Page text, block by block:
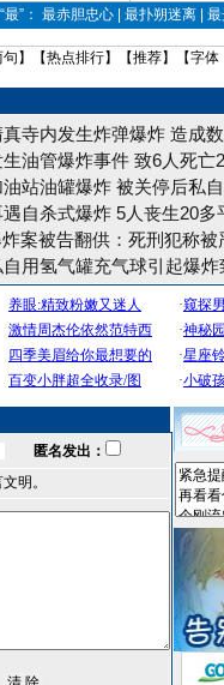
最”： 最赤胆忠心 | 最扑朔迷离 |
句 】【热点排行】【推荐】【字体
寺内发生炸弹爆炸 造成
油管爆炸事件 致6人死亡
站油罐爆炸 被关停后私
自杀式爆炸 5人丧生20多
案被告翻供：死刑犯称被
用氢气罐充气球引起爆炸
匿名发出：
明。